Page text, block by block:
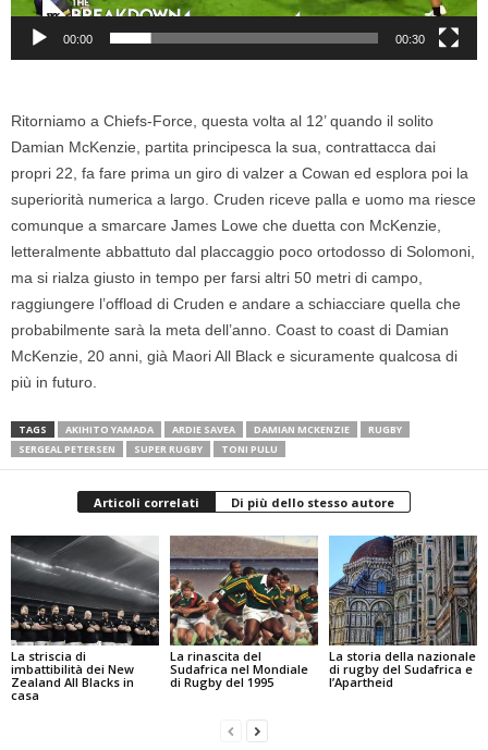
00:00 00:30
Ritorniamo a Chiefs-Force, questa volta al 12’ quando il solito
Damian McKenzie, partita principesca la sua, contrattacca dai
propri 22, fa fare prima un giro di valzer a Cowan ed esplora poi la
superiorità numerica a largo. Cruden riceve palla e uomo ma riesce
comunque a smarcare James Lowe che duetta con McKenzie,
letteralmente abbattuto dal placcaggio poco ortodosso di Solomoni,
ma si rialza giusto in tempo per farsi altri 50 metri di campo,
raggiungere l’offload di Cruden e andare a schiacciare quella che
probabilmente sarà la meta dell’anno. Coast to coast di Damian
McKenzie, 20 anni, già Maori All Black e sicuramente qualcosa di
più in futuro.
TAGS AKIHITO YAMADA ARDIE SAVEA DAMIAN MCKENZIE
RUGBY
SERGEAL PETERSEN
SUPER RUGBY TONI PULU
Articoli correlati Di più dello stesso autore
La striscia di
imbattibilità dei New
Zealand All Blacks in
casa
La rinascita del
Sudafrica nel Mondiale
di Rugby del 1995
La storia della nazionale
di rugby del Sudafrica e
l’Apartheid